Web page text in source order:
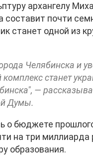
архангелу
почти
станет одной из
Челябинска и
станет
—
Думы.
о бюджете
на три миллиарда
образования.